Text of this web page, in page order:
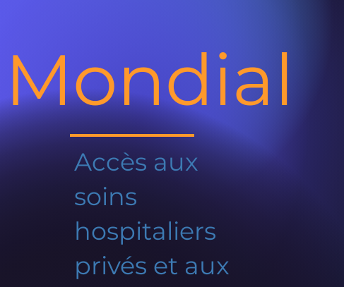
Mondial
Accès aux
soins
hospitaliers
privés et aux